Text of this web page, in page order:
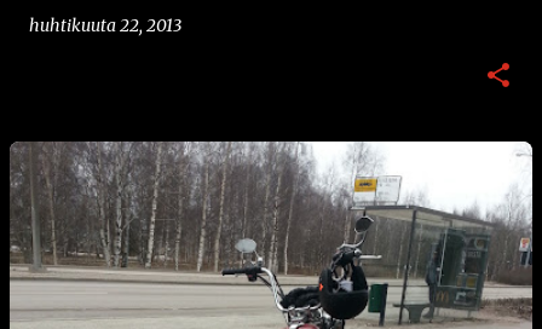
huhtikuuta 22, 2013